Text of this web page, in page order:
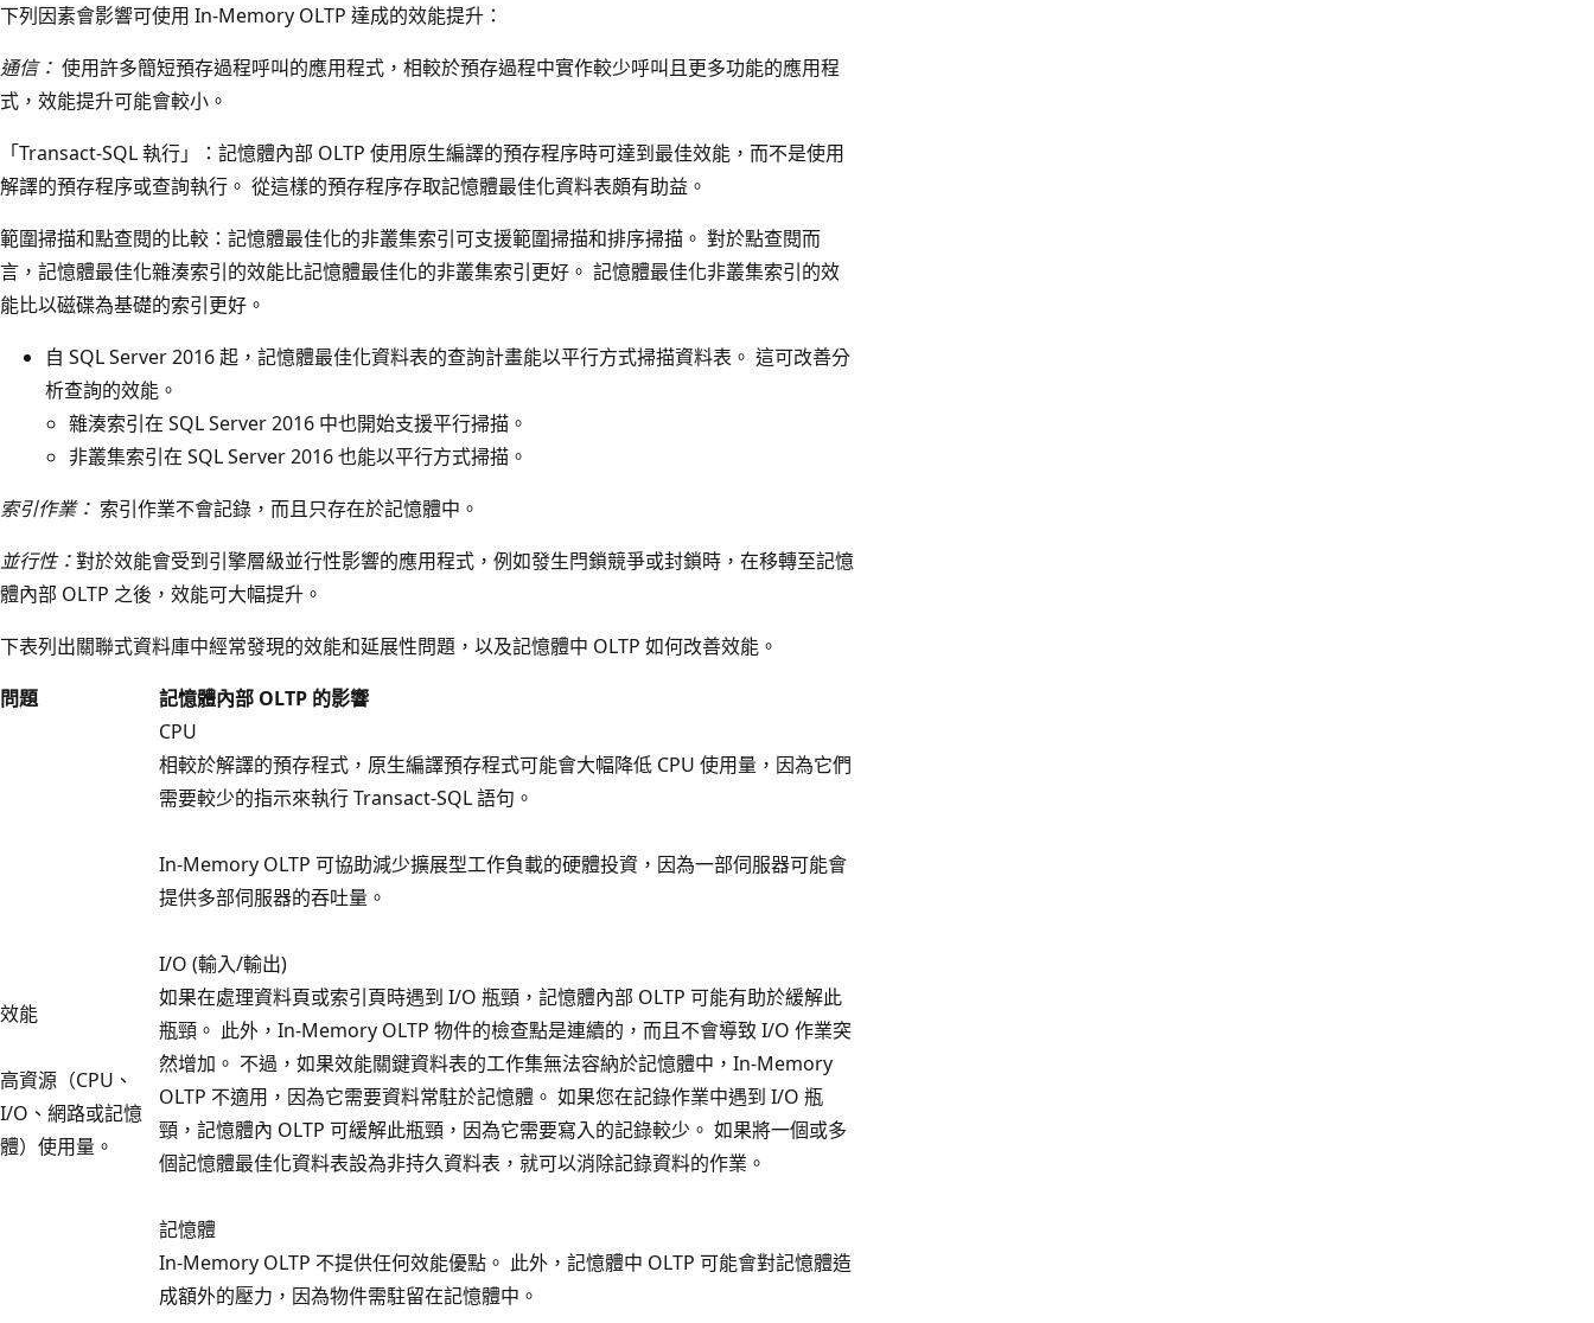
下列因素會影響可使用 In-Memory OLTP 達成的效能提升：
通信： 使用許多簡短預存過程呼叫的應用程式，相較於預存過程中實作較少呼叫且更多功能的應用程
式，效能提升可能會較小。
「Transact-SQL 執行」：記憶體內部 OLTP 使用原生編譯的預存程序時可達到最佳效能，而不是使用
解譯的預存程序或查詢執行。 從這樣的預存程序存取記憶體最佳化資料表頗有助益。
範圍掃描和點查閱的比較：記憶體最佳化的非叢集索引可支援範圍掃描和排序掃描。 對於點查閱而
言，記憶體最佳化雜湊索引的效能比記憶體最佳化的非叢集索引更好。 記憶體最佳化非叢集索引的效
能比以磁碟為基礎的索引更好。
自 SQL Server 2016 起，記憶體最佳化資料表的查詢計畫能以平行方式掃描資料表。 這可改善分
析查詢的效能。
雜湊索引在 SQL Server 2016 中也開始支援平行掃描。
非叢集索引在 SQL Server 2016 也能以平行方式掃描。
索引作業： 索引作業不會記錄，而且只存在於記憶體中。
並行性：對於效能會受到引擎層級並行性影響的應用程式，例如發生閂鎖競爭或封鎖時，在移轉至記憶
體內部 OLTP 之後，效能可大幅提升。
下表列出關聯式資料庫中經常發現的效能和延展性問題，以及記憶體中 OLTP 如何改善效能。
問題
記憶體內部 OLTP 的影響
效能
高資源（CPU、
I/O、網路或記憶
體）使用量。
CPU
相較於解譯的預存程式，原生編譯預存程式可能會大幅降低 CPU 使用量，因為它們
需要較少的指示來執行 Transact-SQL 語句。
In-Memory OLTP 可協助減少擴展型工作負載的硬體投資，因為一部伺服器可能會
提供多部伺服器的吞吐量。
I/O (輸入/輸出)
如果在處理資料頁或索引頁時遇到 I/O 瓶頸，記憶體內部 OLTP 可能有助於緩解此
瓶頸。 此外，In-Memory OLTP 物件的檢查點是連續的，而且不會導致 I/O 作業突
然增加。 不過，如果效能關鍵資料表的工作集無法容納於記憶體中，In-Memory
OLTP 不適用，因為它需要資料常駐於記憶體。 如果您在記錄作業中遇到 I/O 瓶
頸，記憶體內 OLTP 可緩解此瓶頸，因為它需要寫入的記錄較少。 如果將一個或多
個記憶體最佳化資料表設為非持久資料表，就可以消除記錄資料的作業。
記憶體
In-Memory OLTP 不提供任何效能優點。 此外，記憶體中 OLTP 可能會對記憶體造
成額外的壓力，因為物件需駐留在記憶體中。